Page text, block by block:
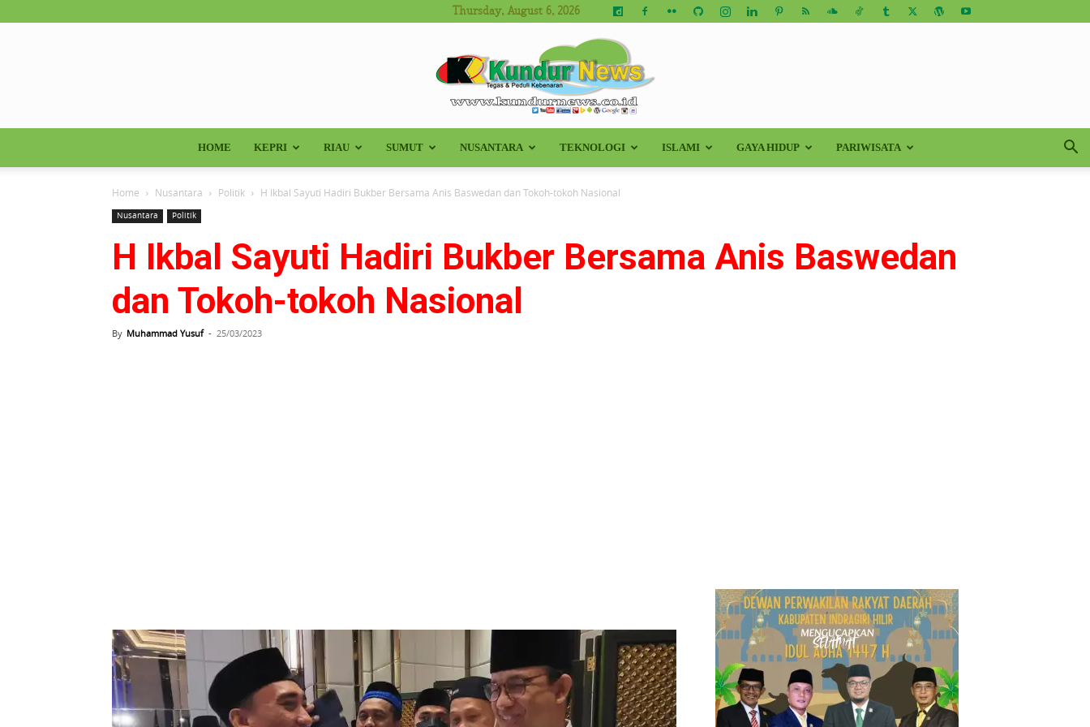
Thursday, August 6, 2026
Kundur
News
HOME KEPRI RIAU SUMUT NUSANTARA TEKNOLOGI ISLAMI GAYA HIDUP PARIWISATA
Home Nusantara Politik H Ikbal Sayuti Hadiri Bukber Bersama Anis Baswedan dan Tokoh-tokoh Nasional
Nusantara Politik
H Ikbal Sayuti Hadiri Bukber Bersama Anis Baswedan
dan Tokoh-tokoh Nasional
By Muhammad Yusuf - 25/03/2023